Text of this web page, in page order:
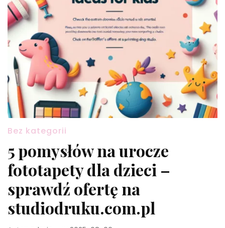
Bez kategorii
5 pomysłów na urocze
fototapety dla dzieci –
sprawdź ofertę na
studiodruku.com.pl